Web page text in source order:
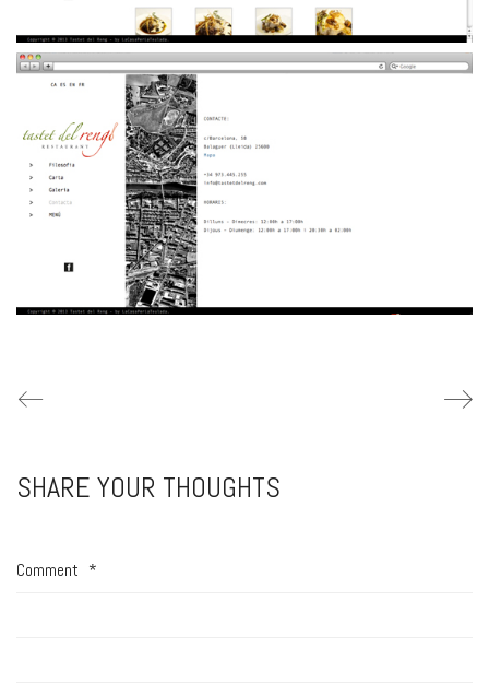
SHARE YOUR THOUGHTS
Comment *